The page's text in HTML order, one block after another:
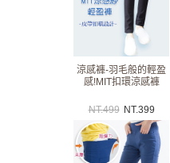
涼感褲-羽毛般的輕盈
感!MIT扣環涼感褲
NT.499 NT.399